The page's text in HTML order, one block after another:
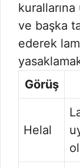
ve başka
ederek
Görüş
Helal